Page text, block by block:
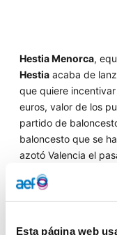
Esta página web
Hestia Menorca,
Hestia acaba de
que quiere
euros, valor de los
partido de
baloncesto que se
azotó Valencia el
El donativo podrá
29 de diciembre,a